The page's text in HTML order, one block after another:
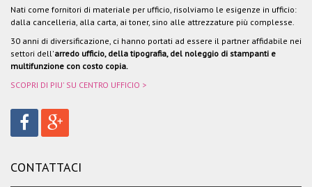
Nati come fornitori di materiale per ufficio, risolviamo le esigenze in ufficio:
dalla cancelleria, alla carta, ai toner, sino alle attrezzature più complesse.
30 anni di diversificazione, ci hanno portati ad essere il partner affidabile nei
settori dell'arredo ufficio, della tipografia, del noleggio di stampanti e
multifunzione con costo copia.
SCOPRI DI PIU' SU CENTRO UFFICIO >
CONTATTACI